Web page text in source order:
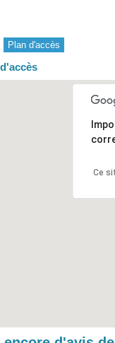
Plan d'accès
Ce